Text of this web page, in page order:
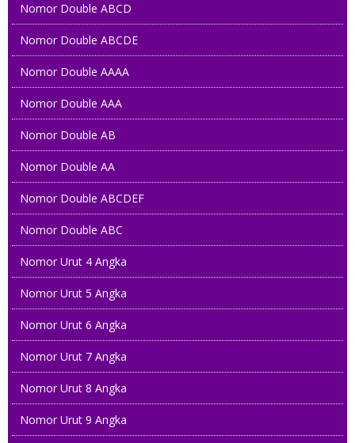
Nomor Double ABCD
Nomor Double ABCDE
Nomor Double AAAA
Nomor Double AAA
Nomor Double AB
Nomor Double AA
Nomor Double ABCDEF
Nomor Double ABC
Nomor Urut 4 Angka
Nomor Urut 5 Angka
Nomor Urut 6 Angka
Nomor Urut 7 Angka
Nomor Urut 8 Angka
Nomor Urut 9 Angka